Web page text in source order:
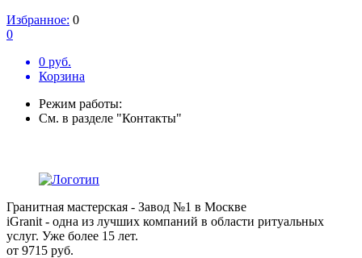
Избранное: 0
0
0 руб.
Корзина
Режим работы:
См. в разделе "Контакты"
Гранитная мастерская - Завод №1 в Москве
iGranit - одна из лучших компаний в области ритуальных
услуг. Уже более 15 лет.
от 9715 руб.